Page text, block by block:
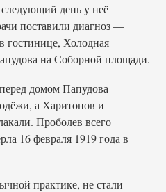
день у неё
поставили диагноз —
гостинице, Холодная
на Соборной площади.
домом Папудова
а Харитонов и
Проболев всего
16 февраля 1919 года в
практике, не стали —